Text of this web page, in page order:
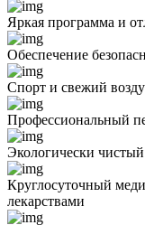
Яркая программа и
Обеспечение
Спорт и свежий
Профессиональный
Экологически
Круглосуточный
лекарствами